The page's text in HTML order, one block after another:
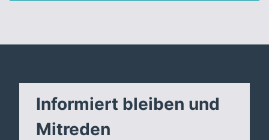
Informiert bleiben und
Mitreden